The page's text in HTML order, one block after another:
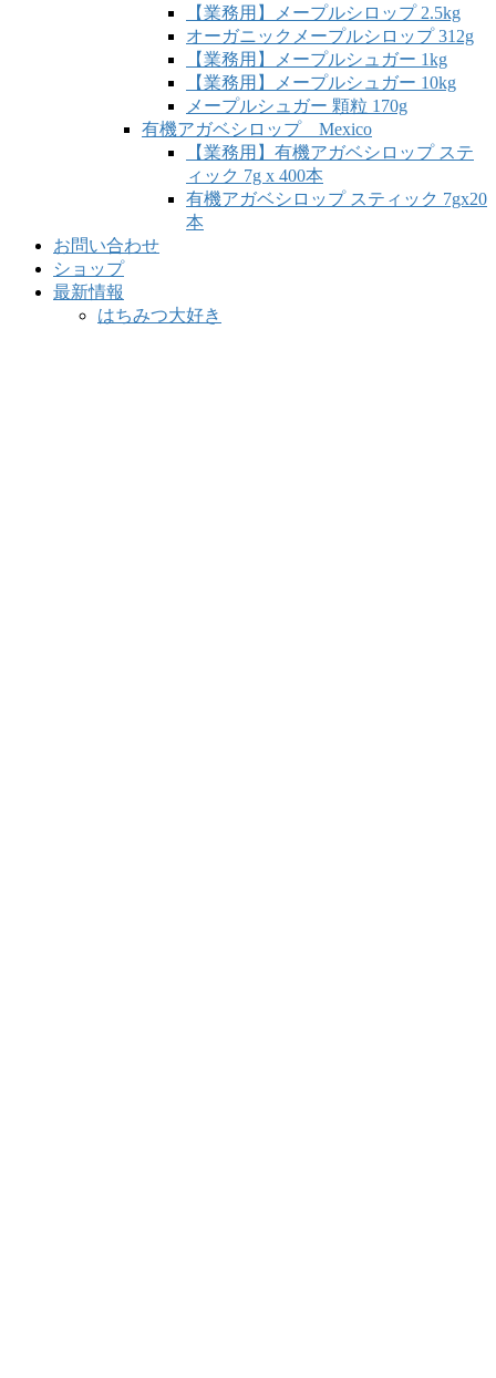
【業務用】メープルシロップ 2.5kg
オーガニックメープルシロップ 312g
【業務用】メープルシュガー 1kg
【業務用】メープルシュガー 10kg
メープルシュガー 顆粒 170g
有機アガベシロップ Mexico
【業務用】有機アガベシロップ ステ
ィック 7g x 400本
有機アガベシロップ スティック 7gx20
本
お問い合わせ
ショップ
最新情報
はちみつ大好き